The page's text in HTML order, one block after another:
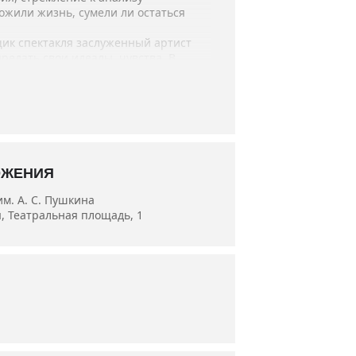
жизнь, сумели ли остаться
спектакля заслуженный артист
Федоров, Владимир Крючков,
А. С. Пушкина
Театральная площадь, 1